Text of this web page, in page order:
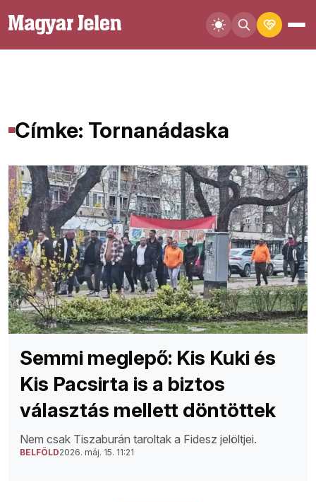
Címke: Tornanádaska
Semmi meglepő: Kis Kuki és
Kis Pacsirta is a biztos
választás mellett döntöttek
Nem csak Tiszaburán taroltak a Fidesz jelöltjei.
BELFÖLD2026. máj. 15. 11:21